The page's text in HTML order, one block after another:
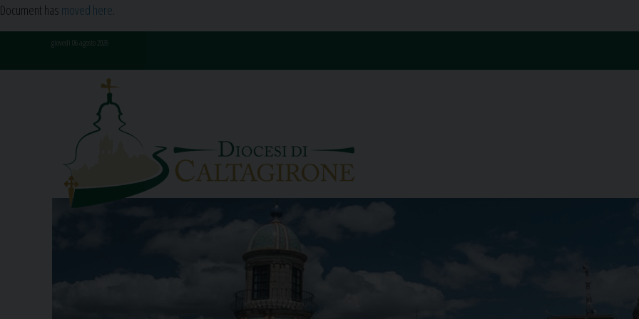
Document has moved here.
giovedì 06 agosto 2026